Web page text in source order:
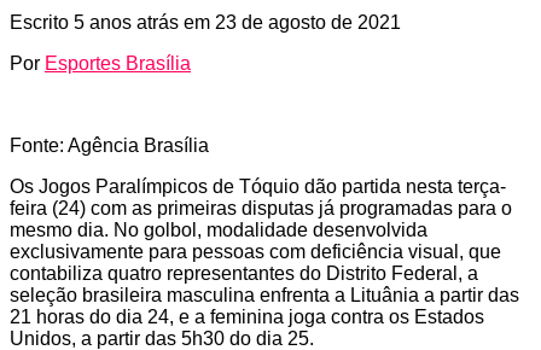
Escrito 5 anos atrás em 23 de agosto de 2021
Por Esportes Brasília
Fonte: Agência Brasília
Os Jogos Paralímpicos de Tóquio dão partida nesta terça-
feira (24) com as primeiras disputas já programadas para o
mesmo dia. No golbol, modalidade desenvolvida
exclusivamente para pessoas com deficiência visual, que
contabiliza quatro representantes do Distrito Federal, a
seleção brasileira masculina enfrenta a Lituânia a partir das
21 horas do dia 24, e a feminina joga contra os Estados
Unidos, a partir das 5h30 do dia 25.